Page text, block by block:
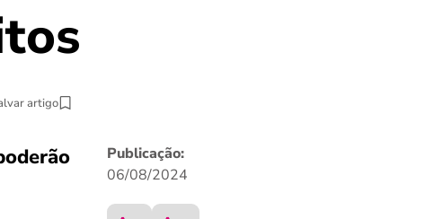
artigo
Publicação:
06/08/2024